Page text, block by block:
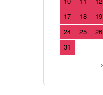
17
18 19
24
25 26
31